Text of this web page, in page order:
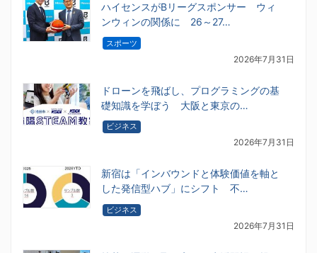
ハイセンスがBリーグスポンサー ウィ
ンウィンの関係に 26～27…
スポーツ
2026年7月31日
ドローンを飛ばし、プログラミングの基
礎知識を学ぼう 大阪と東京の…
ビジネス
2026年7月31日
新宿は「インバウンドと体験価値を軸と
した発信型ハブ」にシフト 不…
ビジネス
2026年7月31日